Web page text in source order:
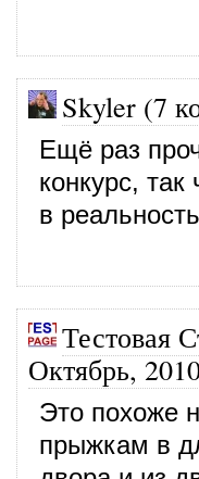
Skyler (7
Ещё раз
конкурс, так
в
Тестовая
Октябрь,
Это похоже
прыжкам в